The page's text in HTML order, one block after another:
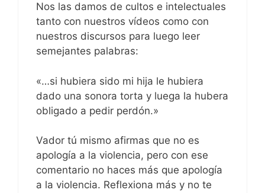
Nos las damos de cultos e intelectuales
tanto con nuestros vídeos como con
nuestros discursos para luego leer
semejantes palabras:
«…si hubiera sido mi hija le hubiera
dado una sonora torta y luega la hubera
obligado a pedir perdón.»
Vador tú mismo afirmas que no es
apología a la violencia, pero con ese
comentario no haces más que apología
a la violencia. Reflexiona más y no te